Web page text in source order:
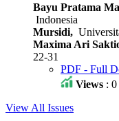
Bayu Pratama
Indonesia
Mursidi,
Maxima Ari
22-31
PDF - Full
Views : 0
View All Issues